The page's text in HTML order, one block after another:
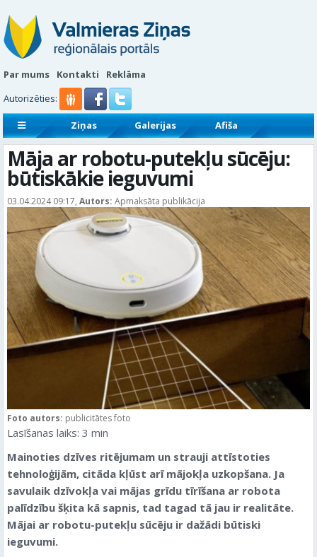
Par mums Kontakti
Reklāma
Autorizēties:
Ziņas Galerijas
Afiša
Sludinājumi
Reklāmraksti
Māja ar robotu-putekļu sūcēju:
būtiskākie ieguvumi
03.04.2024 09:17, Autors: Apmaksāta publikācija
Foto autors: publicitātes foto
Lasīšanas laiks: 3 min
Mainoties dzīves ritējumam un strauji attīstoties
tehnoloģijām, citāda kļūst arī mājokļa uzkopšana. Ja
savulaik dzīvokļa vai mājas grīdu tīrīšana ar robota
palīdzību šķita kā sapnis, tad tagad tā jau ir realitāte.
Mājai ar robotu-putekļu sūcēju ir dažādi būtiski
ieguvumi.